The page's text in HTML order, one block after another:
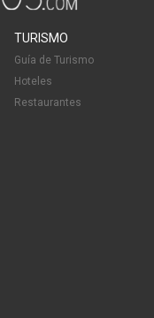
TURISMO
Guía de Turismo
Hoteles
Restaurantes